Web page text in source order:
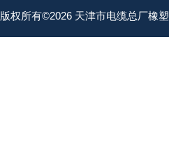
版权所有©2026 天津市电缆总厂橡